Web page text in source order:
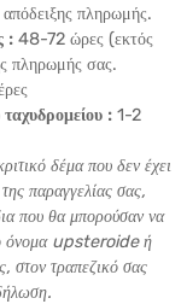
πληρωμής.
: 48-72 ώρες (εκτός
πληρωμής σας.
: 1-2
δέμα που δεν έχει
παραγγελίας σας,
που θα μπορούσαν να
όνομα upsteroide ή
στον τραπεζικό σας